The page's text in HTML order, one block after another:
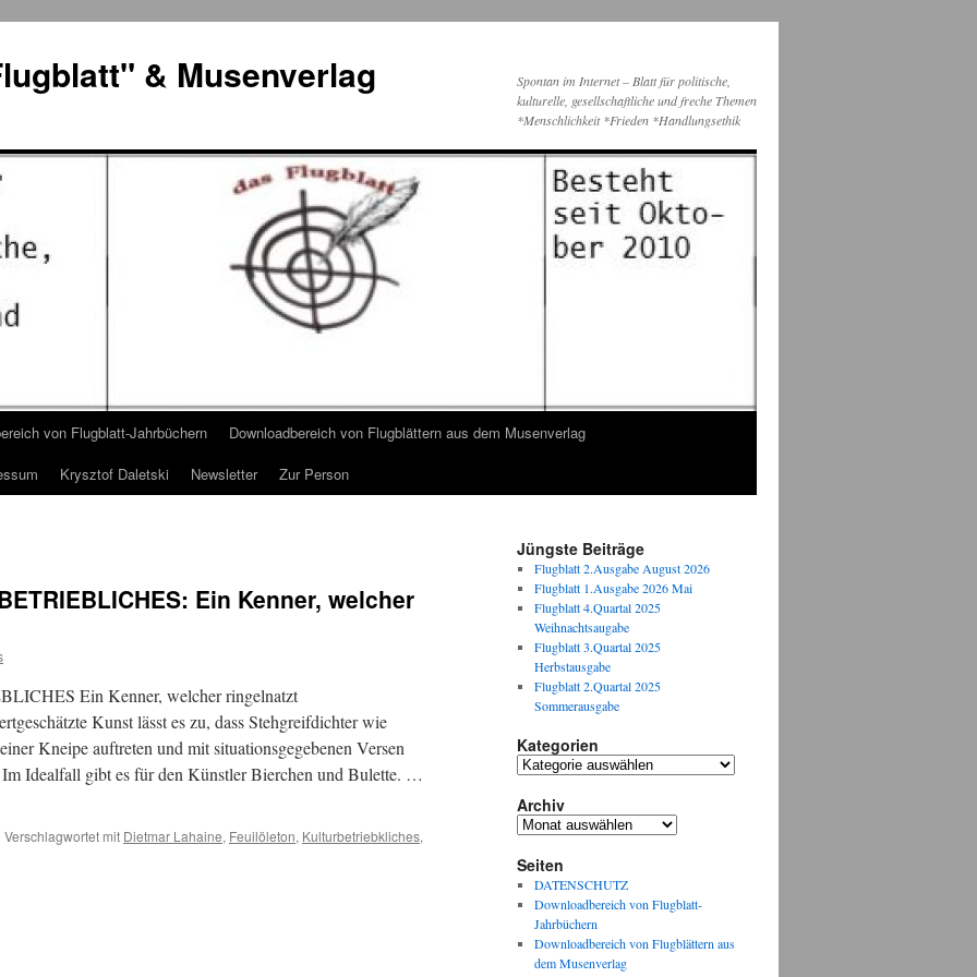
& Musenverlag
Spontan im Internet – Blatt für politische,
kulturelle, gesellschaftliche und freche Themen
*Menschlichkeit *Frieden *Handlungsethik
von Flugblatt-Jahrbüchern
Downloadbereich von Flugblättern aus dem Musenverlag
Krysztof Daletski Newsletter Zur Person
Ein Kenner, welcher
Ein Kenner, welcher ringelnatzt
Kunst lässt es zu, dass Stehgreifdichter wie
Kneipe auftreten und mit situationsgegebenen Versen
Im Idealfall gibt es für den Künstler Bierchen und Bulette. …
Verschlagwortet mit Dietmar Lahaine, Feuilöleton, Kulturbetriebkliches,
Jüngste Beiträge
Flugblatt 2.Ausgabe August 2026
Flugblatt 1.Ausgabe 2026 Mai
Flugblatt 4.Quartal 2025
Weihnachtsaugabe
Flugblatt 3.Quartal 2025
Herbstausgabe
Flugblatt 2.Quartal 2025
Sommerausgabe
Kategorien
Kategorien
Archiv
Archiv
Seiten
DATENSCHUTZ
Downloadbereich von Flugblatt-
Jahrbüchern
Downloadbereich von Flugblättern aus
dem Musenverlag